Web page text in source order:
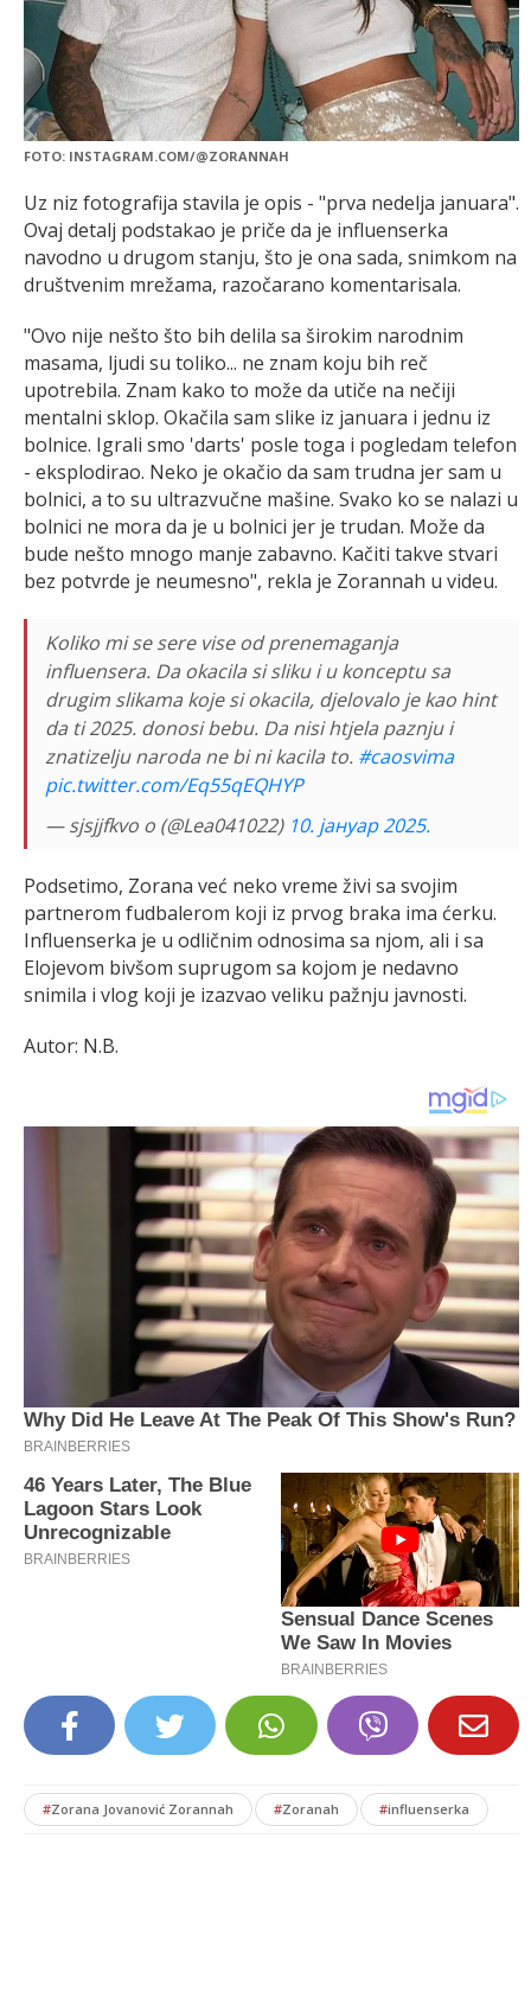
FOTO: INSTAGRAM.COM/@ZORANNAH
Uz niz fotografija stavila je opis - "prva nedelja januara".
Ovaj detalj podstakao je priče da je influenserka
navodno u drugom stanju, što je ona sada, snimkom na
društvenim mrežama, razočarano komentarisala.
"Ovo nije nešto što bih delila sa širokim narodnim
masama, ljudi su toliko... ne znam koju bih reč
upotrebila. Znam kako to može da utiče na nečiji
mentalni sklop. Okačila sam slike iz januara i jednu iz
bolnice. Igrali smo 'darts' posle toga i pogledam telefon
- eksplodirao. Neko je okačio da sam trudna jer sam u
bolnici, a to su ultrazvučne mašine. Svako ko se nalazi u
bolnici ne mora da je u bolnici jer je trudan. Može da
bude nešto mnogo manje zabavno. Kačiti takve stvari
bez potvrde je neumesno", rekla je Zorannah u videu.
Koliko mi se sere vise od prenemaganja
influensera. Da okacila si sliku i u konceptu sa
drugim slikama koje si okacila, djelovalo je kao hint
da ti 2025. donosi bebu. Da nisi htjela paznju i
znatizelju naroda ne bi ni kacila to. #caosvima
pic.twitter.com/Eq55qEQHYP
— sjsjjfkvo o (@Lea041022) 10. јануар 2025.
Podsetimo, Zorana već neko vreme živi sa svojim
partnerom fudbalerom koji iz prvog braka ima ćerku.
Influenserka je u odličnim odnosima sa njom, ali i sa
Elojevom bivšom suprugom sa kojom je nedavno
snimila i vlog koji je izazvao veliku pažnju javnosti.
Autor: N.B.
#Zorana Jovanović Zorannah #Zoranah #influenserka